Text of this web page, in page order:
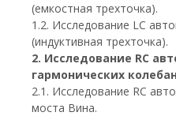
(емкостная трехточка).
1.2. Исследование LC
(индуктивная трехточка).
2. Исследование RC
гармонических
2.1. Исследование RC
моста Вина.